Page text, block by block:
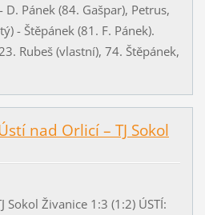
Pánek (84. Gašpar), Petrus,
- Štěpánek (81. F. Pánek).
Rubeš (vlastní), 74. Štěpánek,
nad Orlicí – TJ Sokol
Sokol Živanice 1:3 (1:2) ÚSTÍ: